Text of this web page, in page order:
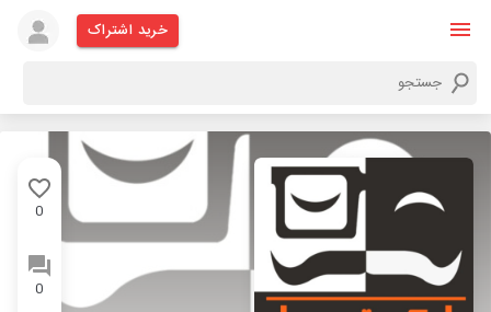
خرید اشتراک
0
0